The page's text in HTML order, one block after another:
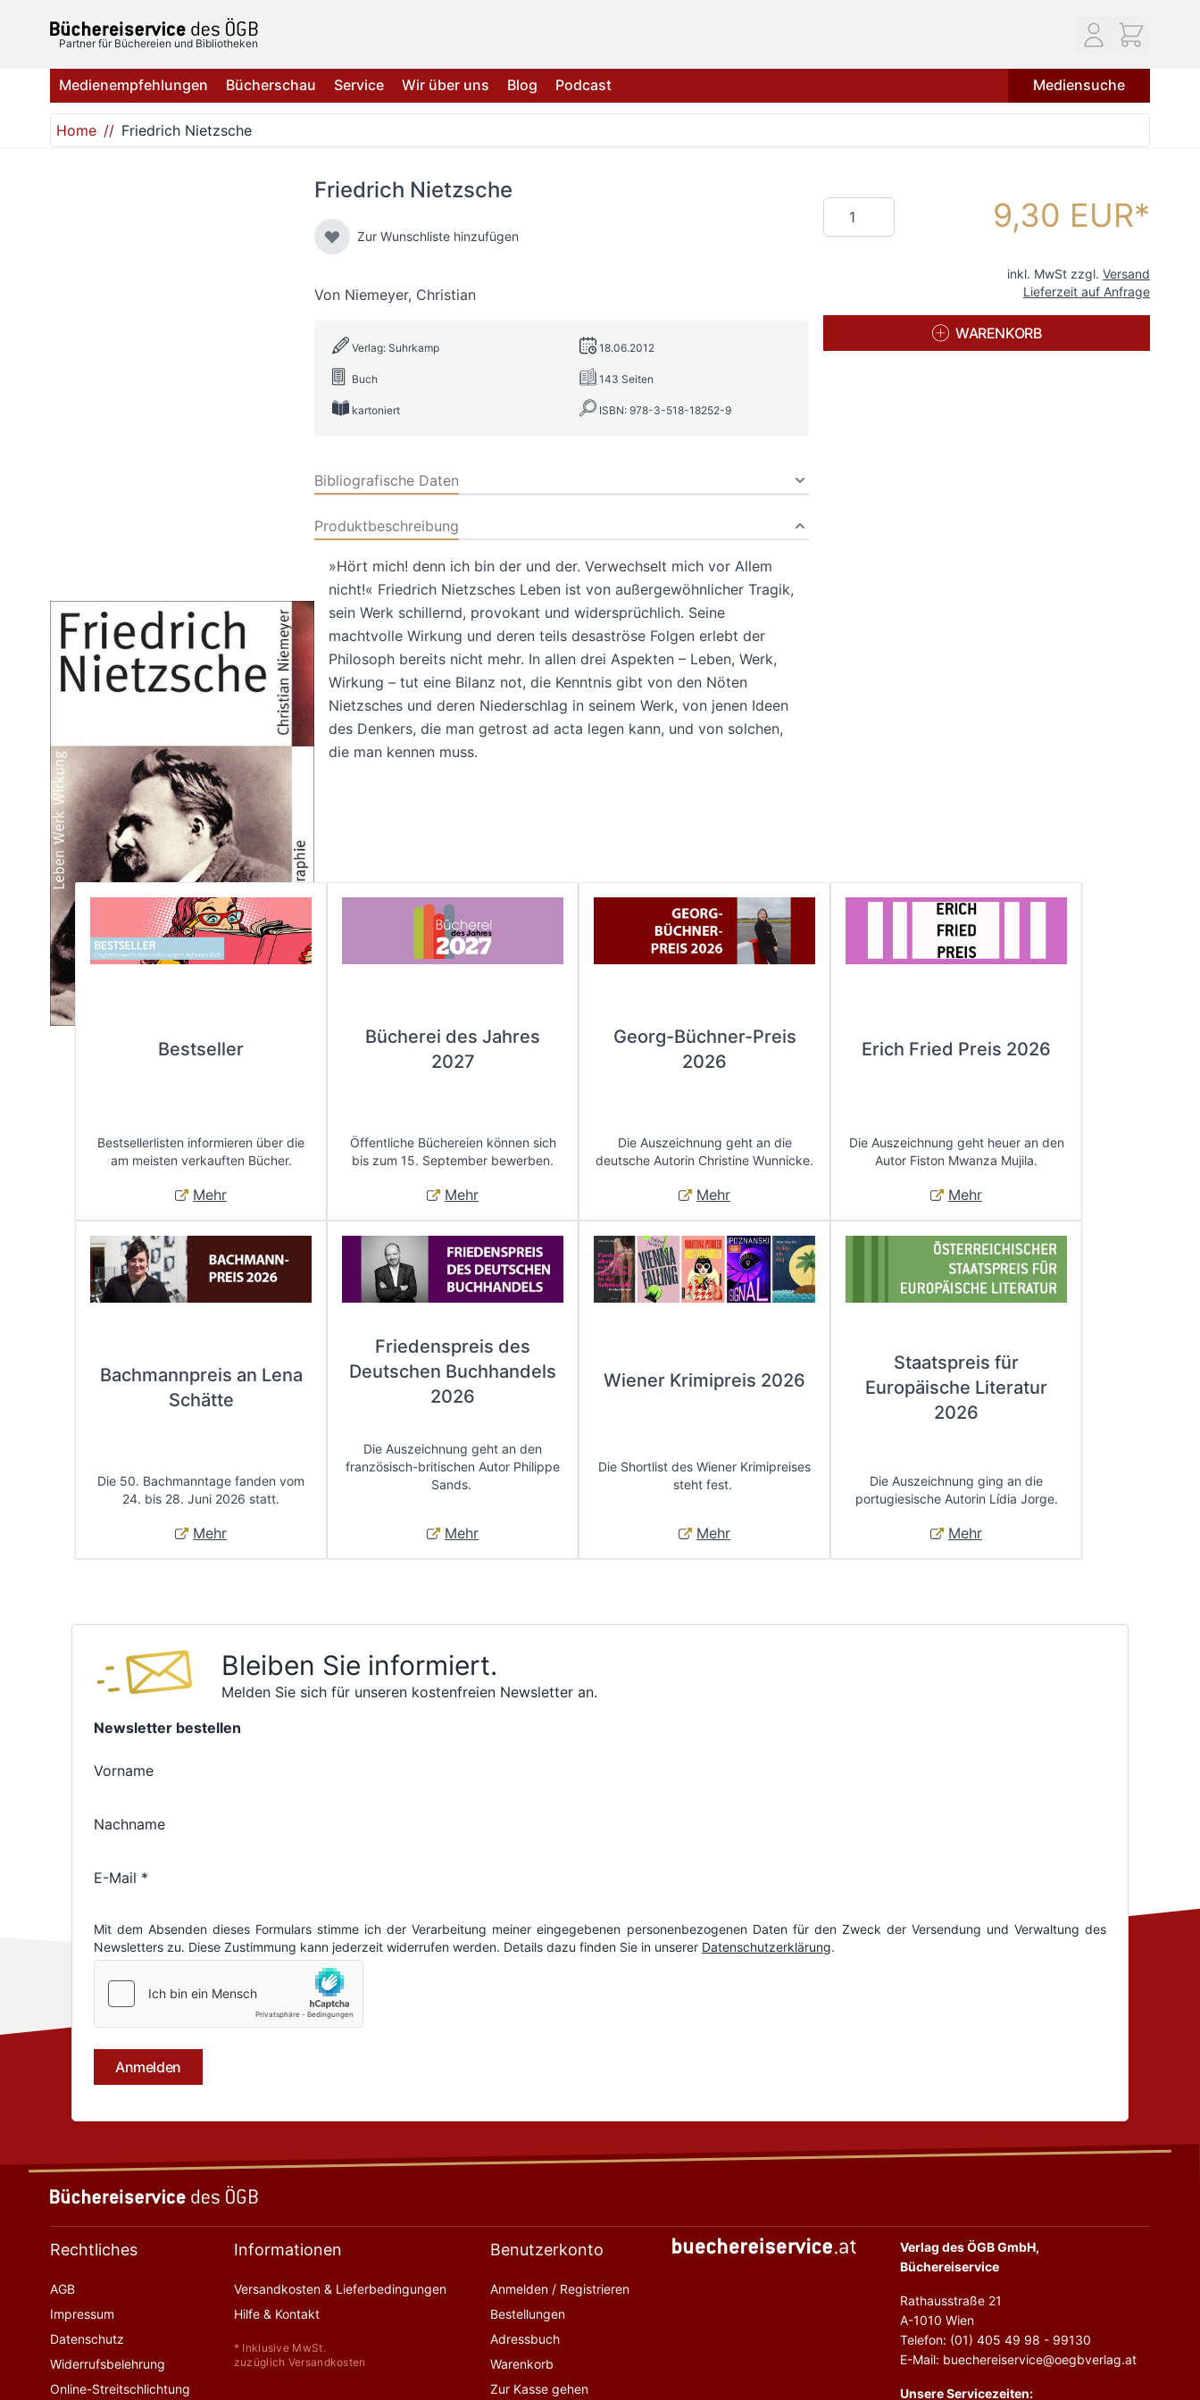
Partner für Büchereien und Bibliotheken
Medienempfehlungen Bücherschau Service Wir über uns Blog Podcast Mediensuche
Home Friedrich Nietzsche
Friedrich Nietzsche
Zur Wunschliste hinzufügen
Von Niemeyer, Christian
Verlag: Suhrkamp 18.06.2012
Buch 143 Seiten
kartoniert ISBN: 978-3-518-18252-9
Bibliografische Daten
Produktbeschreibung
»Hört mich! denn ich bin der und der. Verwechselt mich vor Allem
nicht!« Friedrich Nietzsches Leben ist von außergewöhnlicher Tragik,
sein Werk schillernd, provokant und widersprüchlich. Seine
machtvolle Wirkung und deren teils desaströse Folgen erlebt der
Philosoph bereits nicht mehr. In allen drei Aspekten – Leben, Werk,
Wirkung – tut eine Bilanz not, die Kenntnis gibt von den Nöten
Nietzsches und deren Niederschlag in seinem Werk, von jenen Ideen
des Denkers, die man getrost ad acta legen kann, und von solchen,
die man kennen muss.
Menge 9,30 EUR
inkl. MwSt zzgl. Versand
Lieferzeit auf Anfrage
WARENKORB
Bestseller
Bestsellerlisten informieren über die
am meisten verkauften Bücher.
Mehr
Bücherei des Jahres
2027
Öffentliche Büchereien können sich
bis zum 15. September bewerben.
Mehr
Georg-Büchner-Preis
2026
Die Auszeichnung geht an die
deutsche Autorin Christine Wunnicke.
Mehr
Erich Fried Preis 2026
Die Auszeichnung geht heuer an den
Autor Fiston Mwanza Mujila.
Mehr
Bachmannpreis an Lena
Schätte
Die 50. Bachmanntage fanden vom
24. bis 28. Juni 2026 statt.
Mehr
Friedenspreis des
Deutschen Buchhandels
2026
Die Auszeichnung geht an den
französisch-britischen Autor Philippe
Sands.
Mehr
Wiener Krimipreis 2026
Die Shortlist des Wiener Krimipreises
steht fest.
Mehr
Staatspreis für
Europäische Literatur
2026
Die Auszeichnung ging an die
portugiesische Autorin Lídia Jorge.
Mehr
Bleiben Sie informiert.
Melden Sie sich für unseren kostenfreien Newsletter an.
Rechtliches
AGB
Impressum
Datenschutz
Widerrufsbelehrung
Online-Streitschlichtung
Informationen
Versandkosten & Lieferbedingungen
Hilfe & Kontakt
* Inklusive MwSt.
zuzüglich Versandkosten
Benutzerkonto
Anmelden / Registrieren
Bestellungen
Adressbuch
Warenkorb
Zur Kasse gehen
Verlag des ÖGB GmbH,
Büchereiservice
Rathausstraße 21
A-1010 Wien
Telefon: (01) 405 49 98 - 99130
E-Mail: buechereiservice@oegbverlag.at
Unsere Servicezeiten: